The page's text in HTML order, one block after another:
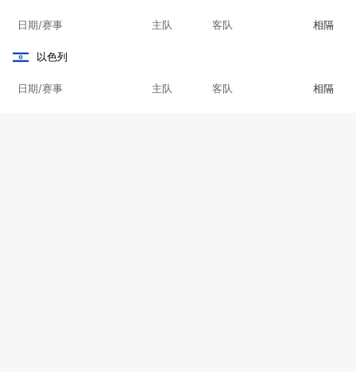
日期/赛事 主队 客队 相隔
以色列
日期/赛事 主队 客队 相隔